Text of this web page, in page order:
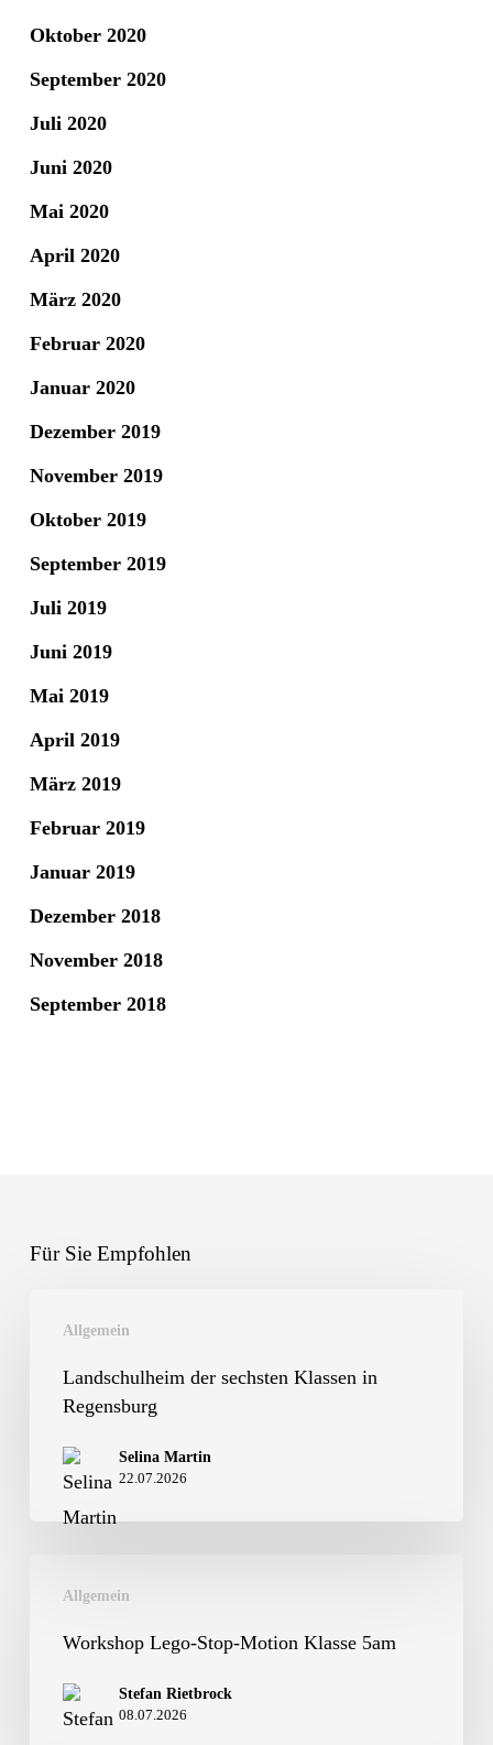
Oktober 2020
September 2020
Juli 2020
Juni 2020
Mai 2020
April 2020
März 2020
Februar 2020
Januar 2020
Dezember 2019
November 2019
Oktober 2019
September 2019
Juli 2019
Juni 2019
Mai 2019
April 2019
März 2019
Februar 2019
Januar 2019
Dezember 2018
November 2018
September 2018
Für Sie Empfohlen
Allgemein
sechsten
Klassen
Regensburg
Landschulheim der sechsten Klassen in
Regensburg
Selina Martin
22.07.2026
Allgemein
Lego-
Stop-
Klasse
Workshop Lego-Stop-Motion Klasse 5am
Stefan Rietbrock
08.07.2026